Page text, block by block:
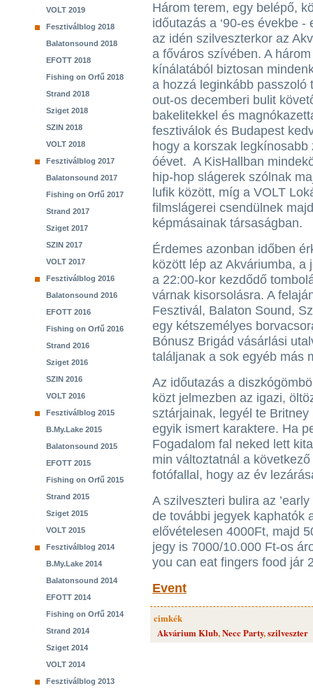
VOLT 2019
Fesztiválblog 2018
Balatonsound 2018
EFOTT 2018
Fishing on Orfű 2018
Strand 2018
Sziget 2018
SZIN 2018
VOLT 2018
Fesztiválblog 2017
Balatonsound 2017
Fishing on Orfű 2017
Strand 2017
Sziget 2017
SZIN 2017
VOLT 2017
Fesztiválblog 2016
Balatonsound 2016
EFOTT 2016
Fishing on Orfű 2016
Strand 2016
Sziget 2016
SZIN 2016
VOLT 2016
Fesztiválblog 2015
B.My.Lake 2015
Balatonsound 2015
EFOTT 2015
Fishing on Orfű 2015
Strand 2015
Sziget 2015
VOLT 2015
Fesztiválblog 2014
B.My.Lake 2014
Balatonsound 2014
EFOTT 2014
Fishing on Orfű 2014
Strand 2014
Sziget 2014
VOLT 2014
Fesztiválblog 2013
Három terem, egy belépő,
időutazás a ‘90-es évekbe -
az idén szilveszterkor az
a főváros szívében. A
kínálatából biztosan
a hozzá leginkább passzoló
out-os decemberi bulit
bakelitekkel és
fesztiválok és Budapest
hogy a korszak
óévet. A KisHallban
hip-hop slágerek szólnak
lufik között, míg a VOLT
filmslágerei csendülnek
képmásainak társaságban.
Érdemes azonban időben
között lép az Akváriumba,
a 22:00-kor kezdődő
várnak kisorsolásra. A
Fesztivál, Balaton Sound,
egy kétszemélyes
Bónusz Brigád vásárlási
találjanak a sok egyéb más
Az időutazás a
közt jelmezben az igazi,
sztárjainak, legyél te
egyik ismert karaktere. Ha
Fogadalom fal neked lett
min változtatnál a
fotófallal, hogy az év
A szilveszteri bulira az
de további jegyek kaphatók
elővételesen 4000Ft, majd
jegy is 7000/10.000 Ft-os
you can eat fingers food jár
Event
cimkék
Akvárium Klub,Necc Party,szilveszter